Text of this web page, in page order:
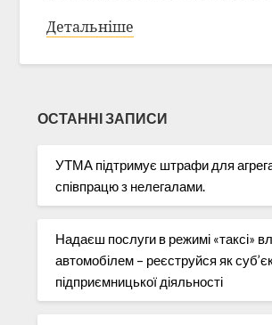
Детальніше
ОСТАННІ ЗАПИСИ
УТМА підтримує штрафи для
співпрацю з нелегалами.
Надаєш послуги в режимі «таксі»
автомобілем – реєструйся як
підприємницької діяльності